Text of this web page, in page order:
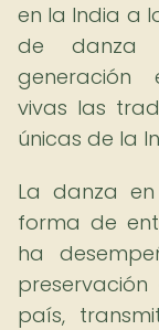
en la India a
de danza
generación
vivas las
únicas de la
La danza
forma de
ha
país,